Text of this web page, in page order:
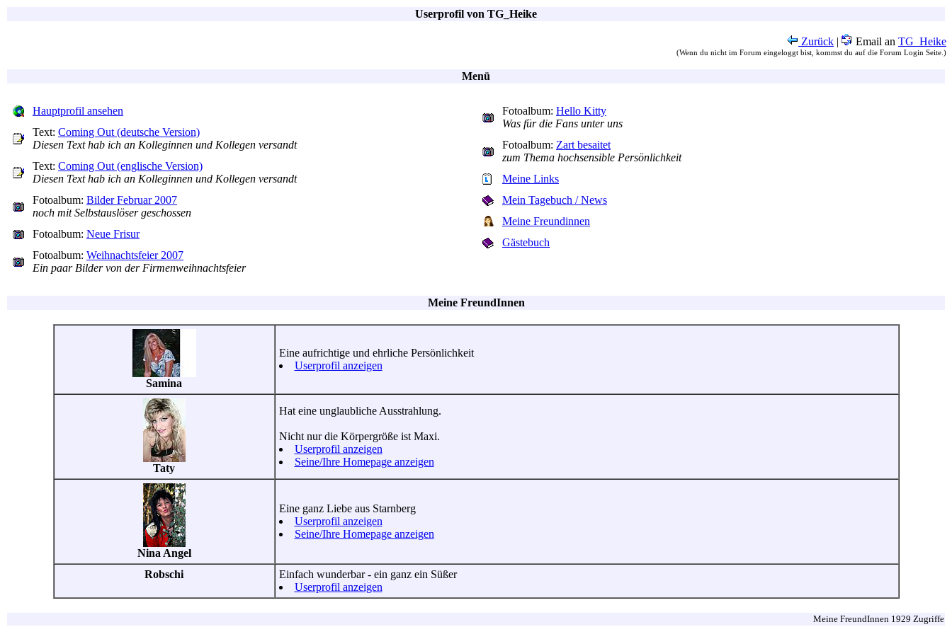
Userprofil von TG_Heike
Zurück | Email an TG_Heike
(Wenn du nicht im Forum eingeloggt bist, kommst du auf die Forum Login Seite.)
Menü
Hauptprofil ansehen
Text: Coming Out (deutsche Version)
Diesen Text hab ich an Kolleginnen und Kollegen versandt
Text: Coming Out (englische Version)
Diesen Text hab ich an Kolleginnen und Kollegen versandt
Fotoalbum: Bilder Februar 2007
noch mit Selbstauslöser geschossen
Fotoalbum: Neue Frisur
Fotoalbum: Weihnachtsfeier 2007
Ein paar Bilder von der Firmenweihnachtsfeier
Fotoalbum: Hello Kitty
Was für die Fans unter uns
Fotoalbum: Zart besaitet
zum Thema hochsensible Persönlichkeit
Meine Links
Mein Tagebuch / News
Meine Freundinnen
Gästebuch
Meine FreundInnen
Samina
Eine aufrichtige und ehrliche Persönlichkeit
Userprofil anzeigen
Taty
Hat eine unglaubliche Ausstrahlung.
Nicht nur die Körpergröße ist Maxi.
Userprofil anzeigen
Seine/Ihre Homepage anzeigen
Nina Angel
Eine ganz Liebe aus Starnberg
Userprofil anzeigen
Seine/Ihre Homepage anzeigen
Robschi
Einfach wunderbar - ein ganz ein Süßer
Userprofil anzeigen
Meine FreundInnen 1929 Zugriffe